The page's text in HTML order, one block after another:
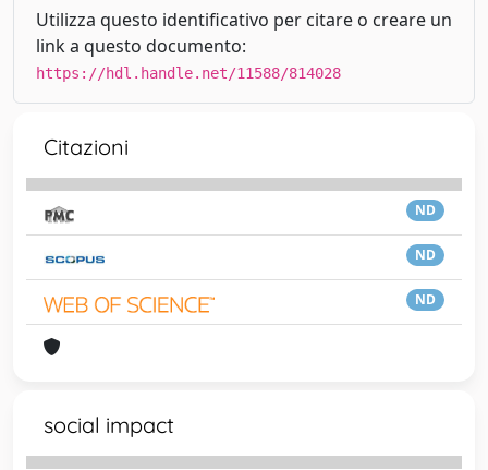
Utilizza questo identificativo per citare o creare un
link a questo documento:
https://hdl.handle.net/11588/814028
Citazioni
ND
ND
ND
social impact